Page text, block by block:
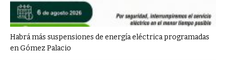
Habrá más suspensiones de energía eléctrica programadas
en Gómez Palacio